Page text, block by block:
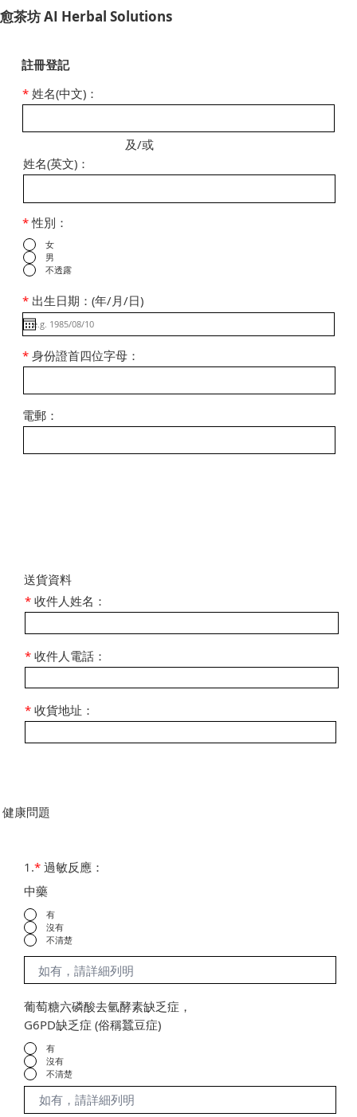
​愈茶坊 AI Herbal Solutions
註冊登記
1.*過敏反應：
中藥
有
沒有
不清楚
葡萄糖六磷酸去氫酵素缺乏症，
G6PD缺乏症 (俗稱蠶豆症)
有
沒有
不清楚
健康問題
* 姓名(中文)：
及/或
姓名(英文)：
*性別：
女
男
不透露
*出生日期：(年/月/日)
* 身份證首四位字母：
電郵：
​送貨資料
*收件人姓名：
*收件人電話：
*收貨地址：